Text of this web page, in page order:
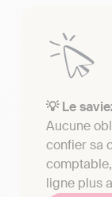
💡 Le
Aucune
confier sa
ligne plus